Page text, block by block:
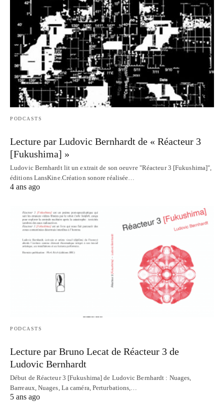
PODCASTS
Lecture par Ludovic Bernhardt de « Réacteur 3
[Fukushima] »
Ludovic Bernhardt lit un extrait de son oeuvre "Réacteur 3 [Fukushima]",
éditions LansKine.Création sonore réalisée…
4 ans ago
PODCASTS
Lecture par Bruno Lecat de Réacteur 3 de
Ludovic Bernhardt
Début de Réacteur 3 [Fukushima] de Ludovic Bernhardt : Nuages,
Barreaux, Nuages, La caméra, Perturbations,…
5 ans ago